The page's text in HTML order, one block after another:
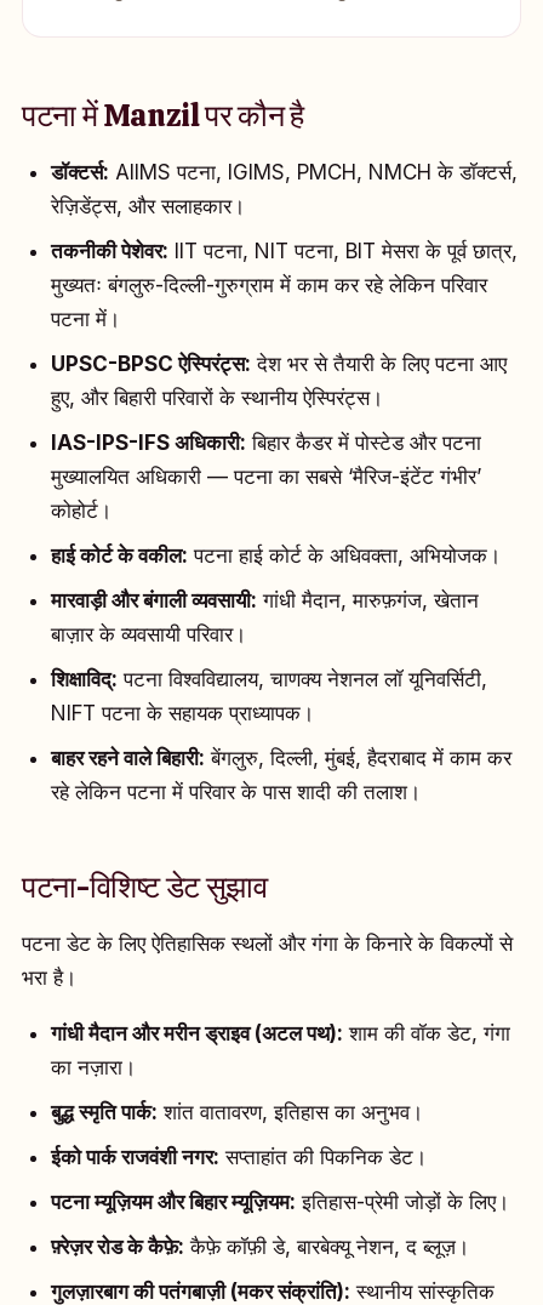
पटना में Manzil पर कौन है
डॉक्टर्स: AIIMS पटना, IGIMS, PMCH, NMCH के डॉक्टर्स,
रेज़िडेंट्स, और सलाहकार।
तकनीकी पेशेवर: IIT पटना, NIT पटना, BIT मेसरा के पूर्व छात्र,
मुख्यतः बंगलुरु-दिल्ली-गुरुग्राम में काम कर रहे लेकिन परिवार
पटना में।
UPSC-BPSC ऐस्पिरंट्स: देश भर से तैयारी के लिए पटना आए
हुए, और बिहारी परिवारों के स्थानीय ऐस्पिरंट्स।
IAS-IPS-IFS अधिकारी: बिहार कैडर में पोस्टेड और पटना
मुख्यालयित अधिकारी — पटना का सबसे ‘मैरिज-इंटेंट गंभीर’
कोहोर्ट।
हाई कोर्ट के वकील: पटना हाई कोर्ट के अधिवक्ता, अभियोजक।
मारवाड़ी और बंगाली व्यवसायी: गांधी मैदान, मारुफ़गंज, खेतान
बाज़ार के व्यवसायी परिवार।
शिक्षाविद्: पटना विश्वविद्यालय, चाणक्य नेशनल लॉ यूनिवर्सिटी,
NIFT पटना के सहायक प्राध्यापक।
बाहर रहने वाले बिहारी: बेंगलुरु, दिल्ली, मुंबई, हैदराबाद में काम कर
रहे लेकिन पटना में परिवार के पास शादी की तलाश।
पटना-विशिष्ट डेट सुझाव
पटना डेट के लिए ऐतिहासिक स्थलों और गंगा के किनारे के विकल्पों से
भरा है।
गांधी मैदान और मरीन ड्राइव (अटल पथ): शाम की वॉक डेट, गंगा
का नज़ारा।
बुद्ध स्मृति पार्क: शांत वातावरण, इतिहास का अनुभव।
ईको पार्क राजवंशी नगर: सप्ताहांत की पिकनिक डेट।
पटना म्यूज़ियम और बिहार म्यूज़ियम: इतिहास-प्रेमी जोड़ों के लिए।
फ़्रेज़र रोड के कैफ़े: कैफ़े कॉफ़ी डे, बारबेक्यू नेशन, द ब्लूज़।
गुलज़ारबाग की पतंगबाज़ी (मकर संक्रांति): स्थानीय सांस्कृतिक